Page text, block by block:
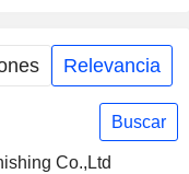
Relevancia
Buscar
Co.,Ltd